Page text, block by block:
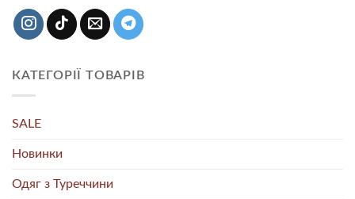
КАТЕГОРІЇ ТОВАРІВ
SALE
Новинки
Одяг з Туреччини